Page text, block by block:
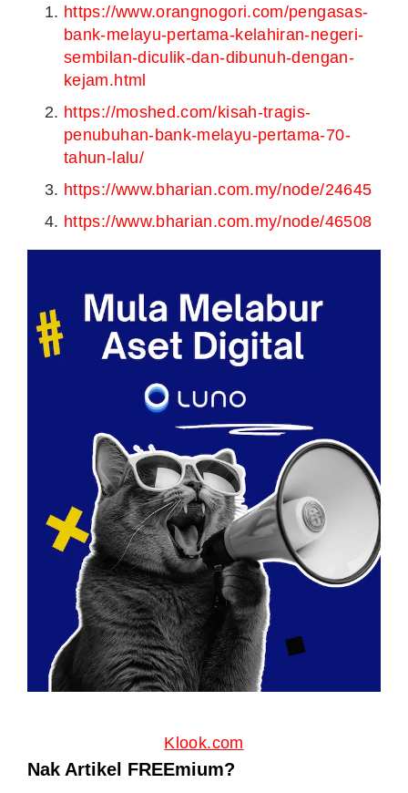
https://www.orangnogori.com/pengasas-
bank-melayu-pertama-kelahiran-negeri-
sembilan-diculik-dan-dibunuh-dengan-
kejam.html
https://moshed.com/kisah-tragis-
penubuhan-bank-melayu-pertama-70-
tahun-lalu/
https://www.bharian.com.my/node/24645
https://www.bharian.com.my/node/46508
Klook.com
Nak Artikel FREEmium?